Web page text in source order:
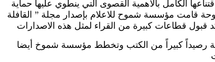
الامارات , واقتناعها الكامل بالأهمية القصوى التي ينطوي عليها حماية
قامت مؤسسة شموح للاعلام بإصدار مجلة ” القافلة
رصيداً كبيراً من الكتب وتخطط مؤسسة شموخ أيضا